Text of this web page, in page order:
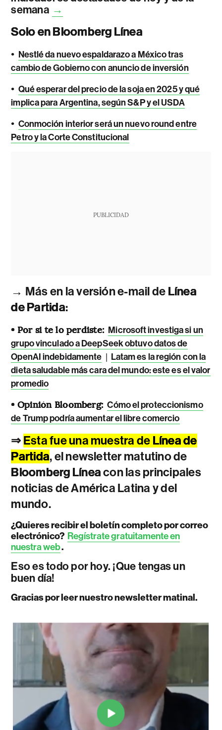
semana →
Solo en Bloomberg Línea
• Nestlé da nuevo espaldarazo a México tras
cambio de Gobierno con anuncio de inversión
• Qué esperar del precio de la soja en 2025 y qué
implica para Argentina, según S&P y el USDA
• Conmoción interior será un nuevo round entre
Petro y la Corte Constitucional
PUBLICIDAD
→ Más en la versión e-mail de Línea
de Partida:
• Por si te lo perdiste: Microsoft investiga si un
grupo vinculado a DeepSeek obtuvo datos de
OpenAI indebidamente | Latam es la región con la
dieta saludable más cara del mundo: este es el valor
promedio
• Opinión Bloomberg: Cómo el proteccionismo
de Trump podría aumentar el libre comercio
⇒ Esta fue una muestra de Línea de
Partida, el newsletter matutino de
Bloomberg Líneacon las principales
noticias de América Latina y del
mundo.
¿Quieres recibir el boletín completo por correo
electrónico? Regístrate gratuitamente en
nuestra web.
Eso es todo por hoy. ¡Que tengas un
buen día!
Gracias por leer nuestro newsletter matinal.